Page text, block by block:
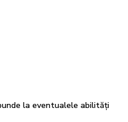
la eventualele abilități